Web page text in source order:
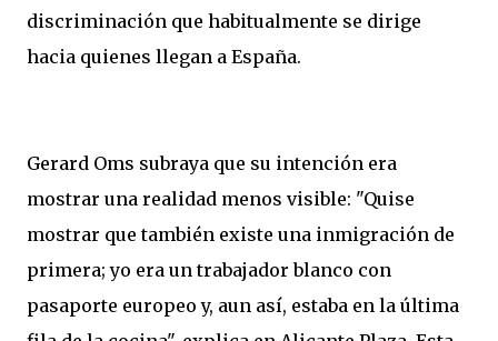
discriminación que habitualmente se dirige
hacia quienes llegan a España.
Gerard Oms subraya que su intención era
mostrar una realidad menos visible: "Quise
mostrar que también existe una inmigración de
primera; yo era un trabajador blanco con
pasaporte europeo y, aun así, estaba en la última